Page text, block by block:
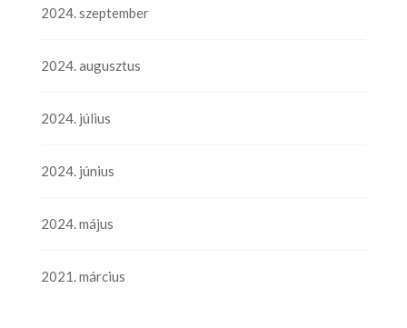
2024. szeptember
2024. augusztus
2024. július
2024. június
2024. május
2021. március